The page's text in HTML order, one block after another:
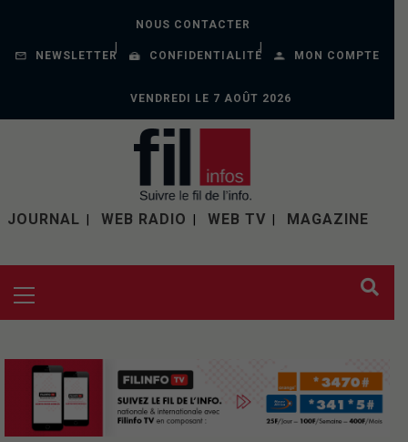
NOUS CONTACTER
NEWSLETTER CONFIDENTIALITÉ MON COMPTE
VENDREDI LE 7 AOÛT 2026
JOURNAL WEB RADIO WEB TV MAGAZINE